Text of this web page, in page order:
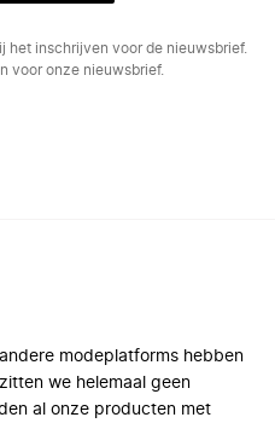
het inschrijven voor de nieuwsbrief.
voor onze nieuwsbrief.
modeplatforms hebben
we helemaal geen
al onze producten met